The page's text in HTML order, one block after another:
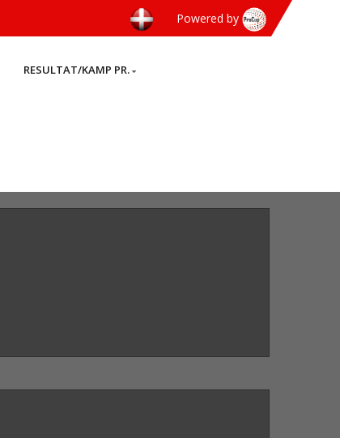
Powered by
RESULTAT/KAMP PR.